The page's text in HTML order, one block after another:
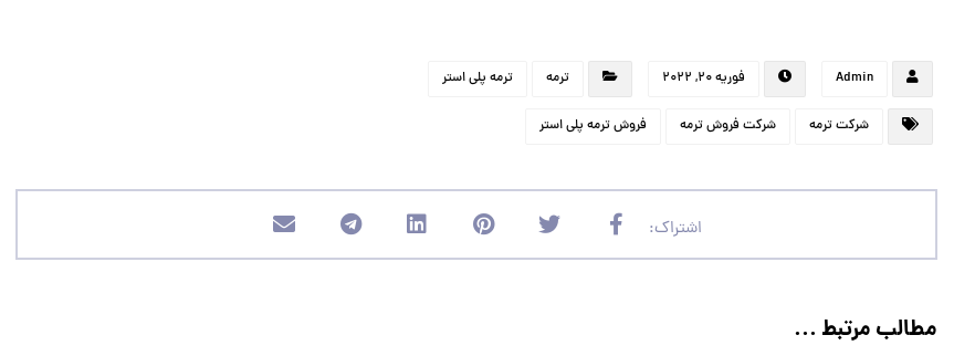
Admin فوریه ۲۰, ۲۰۲۲ ترمه ترمه پلی استر
شرکت ترمه شرکت فروش ترمه فروش ترمه پلی استر
مطالب مرتبط ...